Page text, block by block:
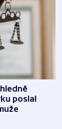
poslal